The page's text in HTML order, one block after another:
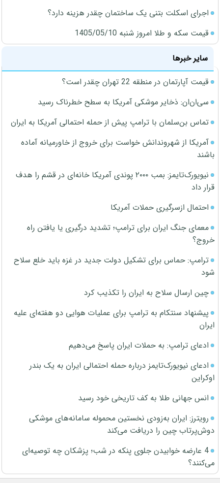
اجرای اسکلت بتنی یک ساختمان چقدر هزینه دارد؟
قیمت سکه و طلا امروز شنبه 1405/05/10
سایر خبرها
قیمت آپارتمان در منطقه 22 تهران چقدر است؟
سی‌ان‌ان: ذخایر موشکی آمریکا به سطح خطرناک رسید
تماس بن‌سلمان با ترامپ پیش از حمله احتمالی آمریکا به ایران
آمریکا از شهروندانش خواست برای خروج از خاورمیانه آماده
باشند
نیویورک‌تایمز: بمب ۲۰۰۰ پوندی آمریکا خانه‌ای در قشم را هدف
قرار داد
احتمال ازسرگیری حملات آمریکا
معمای جنگ ایران برای ترامپ؛ تشدید درگیری یا یافتن راه
خروج؟
ترامپ: حماس برای تشکیل دولت جدید در غزه باید خلع سلاح
شود
چین ارسال سلاح به ایران را تکذیب کرد
پیشنهاد سنتکام به ترامپ برای عملیات هوایی دو هفته‌ای علیه
ایران
ادعای ترامپ: به حملات ایران پاسخ می‌دهیم
ادعای نیویورک‌تایمز درباره حمله احتمالی ایران به یک بندر
اوکراین
انس جهانی طلا به کف تاریخی خود رسید
رویترز: ایران به‌زودی نخستین محموله سامانه‌های موشکی
دوش‌پرتاب چین را دریافت می‌کند
4 عارضه خوابیدن جلوی پنکه در شب؛ پزشکان چه توصیه‌ای
می‌کنند؟